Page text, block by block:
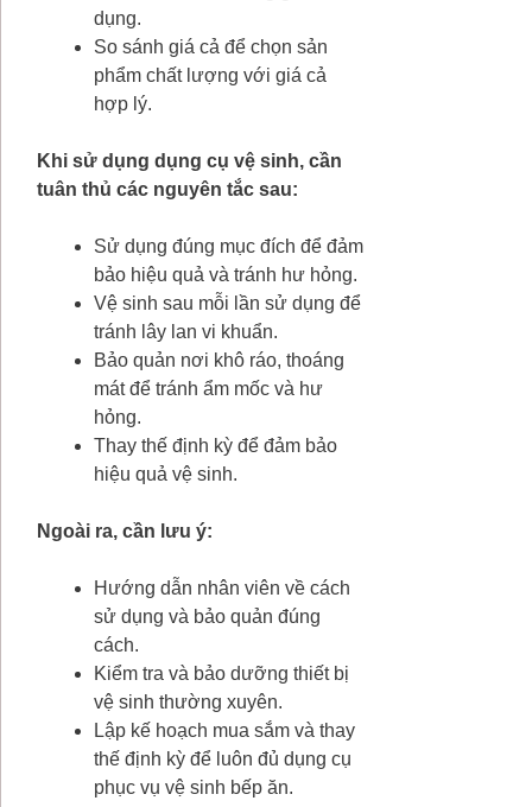
dụng.
So sánh giá cả để chọn sản
phẩm chất lượng với giá cả
hợp lý.
Khi sử dụng dụng cụ vệ sinh, cần
tuân thủ các nguyên tắc sau:
Sử dụng đúng mục đích để đảm
bảo hiệu quả và tránh hư hỏng.
Vệ sinh sau mỗi lần sử dụng để
tránh lây lan vi khuẩn.
Bảo quản nơi khô ráo, thoáng
mát để tránh ẩm mốc và hư
hỏng.
Thay thế định kỳ để đảm bảo
hiệu quả vệ sinh.
Ngoài ra, cần lưu ý:
Hướng dẫn nhân viên về cách
sử dụng và bảo quản đúng
cách.
Kiểm tra và bảo dưỡng thiết bị
vệ sinh thường xuyên.
Lập kế hoạch mua sắm và thay
thế định kỳ để luôn đủ dụng cụ
phục vụ vệ sinh bếp ăn.